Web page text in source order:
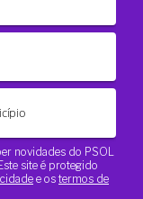
novidades do PSOL
Este site é protegido
e os termos de